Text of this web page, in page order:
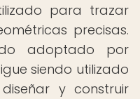
para trazar
precisas.
adoptado por
siendo utilizado
y construir